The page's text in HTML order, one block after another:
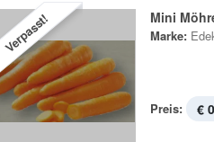
Verpasst! Mini
Marke:
Preis: €